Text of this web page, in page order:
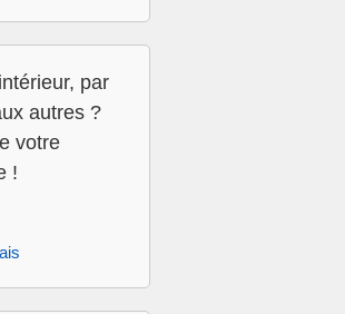
par
autres ?
votre
!